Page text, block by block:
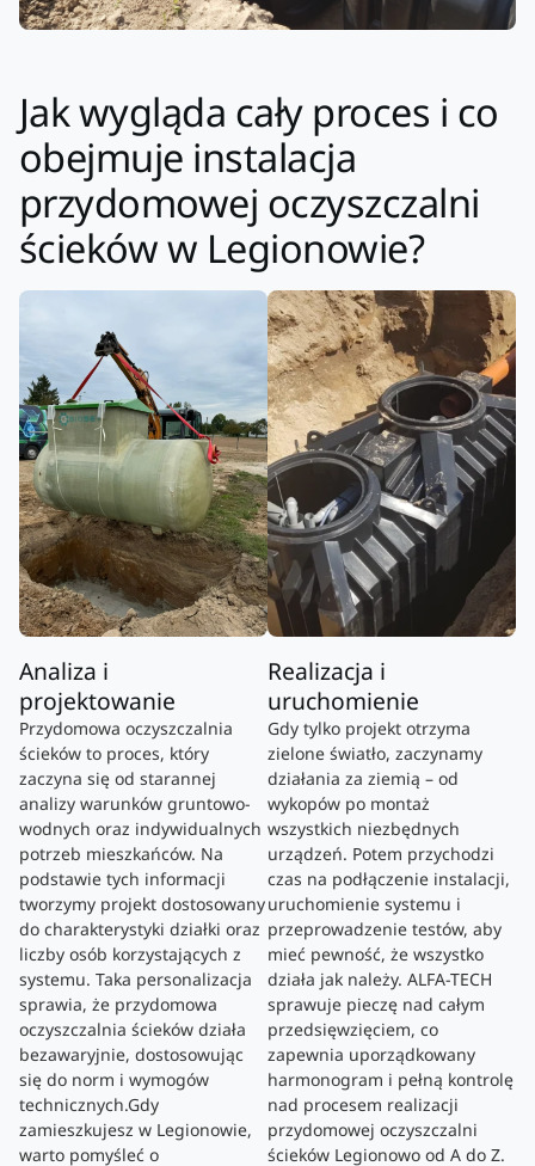
Jak wygląda cały proces i co
obejmuje instalacja
przydomowej oczyszczalni
ścieków w Legionowie?
Analiza i
projektowanie
Przydomowa oczyszczalnia
ścieków to proces, który
zaczyna się od starannej
analizy warunków gruntowo-
wodnych oraz indywidualnych
potrzeb mieszkańców. Na
podstawie tych informacji
tworzymy projekt dostosowany
do charakterystyki działki oraz
liczby osób korzystających z
systemu. Taka personalizacja
sprawia, że przydomowa
oczyszczalnia ścieków działa
bezawaryjnie, dostosowując
się do norm i wymogów
technicznych.Gdy
zamieszkujesz w Legionowie,
warto pomyśleć o
Realizacja i
uruchomienie
Gdy tylko projekt otrzyma
zielone światło, zaczynamy
działania za ziemią – od
wykopów po montaż
wszystkich niezbędnych
urządzeń. Potem przychodzi
czas na podłączenie instalacji,
uruchomienie systemu i
przeprowadzenie testów, aby
mieć pewność, że wszystko
działa jak należy. ALFA-TECH
sprawuje pieczę nad całym
przedsięwzięciem, co
zapewnia uporządkowany
harmonogram i pełną kontrolę
nad procesem realizacji
przydomowej oczyszczalni
ścieków Legionowo od A do Z.